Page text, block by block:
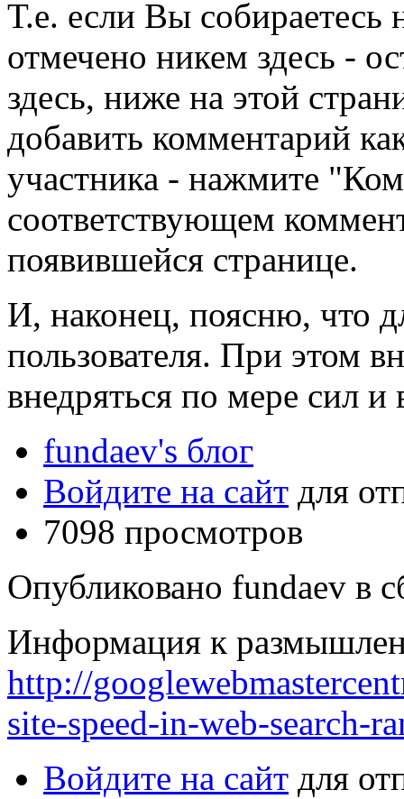
Т.е. если Вы собираетесь
отмечено никем здесь -
здесь, ниже на этой
добавить комментарий
участника - нажмите
соответствующем
появившейся странице.
И, наконец, поясню, что
пользователя. При этом
внедряться по мере сил
fundaev's блог
Войдите на сайт для
7098 просмотров
Опубликовано fundaev в
Информация к
http://
site-speed-in-web-search-
Войдите на сайт для